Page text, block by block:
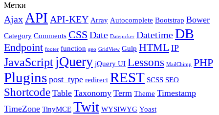
Метки
Ajax API API-KEY Array Autocomplete Bootstrap Bower
Category Comments CSS Date Datepicker DatetimeDB
Endpoint footer function geo GridView Gulp HTML IP
JavaScriptjQuery jQuery UI Lessons MailChimp PHP
Plugins post_type redirect REST SCSS SEO
Shortcode Table Taxonomy Term Theme Timestamp
TimeZone TinyMCE Twit WYSIWYG Yoast